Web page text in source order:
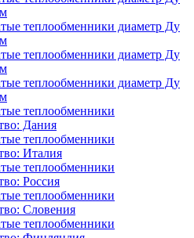
теплообменники диаметр Ду
теплообменники диаметр Ду
теплообменники диаметр Ду
теплообменники
Дания
теплообменники
Италия
теплообменники
Россия
теплообменники
Словения
теплообменники